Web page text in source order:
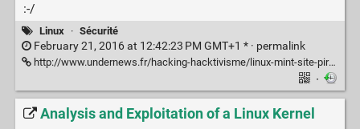
:-/
Linux · Sécurité
February 21, 2016 at 12:42:23 PM GMT+1 * · permalink
http://www.undernews.fr/hacking-hacktivisme/linux-mint-site-pirate-donnees-a-vendre-et-iso-infecte.html
·
Analysis and Exploitation of a Linux Kernel